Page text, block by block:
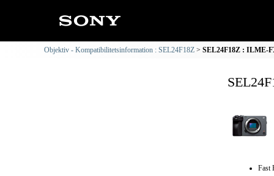
Objektiv - Kompatibilitetsinformation : SEL24F18Z SEL24F18Z : ILME-
Fast